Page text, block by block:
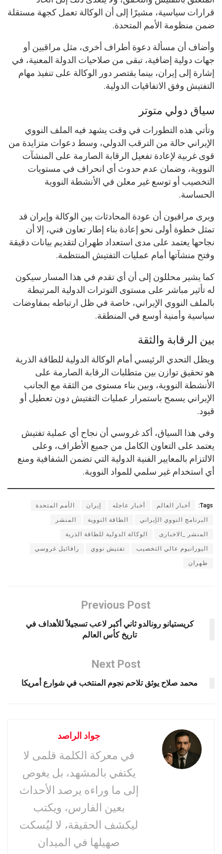
قرارات سياسية، مشيرًا إلى أن الوكالة تعمل كجهة مستقلة
ضمن منظومة الأمم المتحدة.
وأضاف أن مسألة دعوة أطراف أخرى، مثل مراقبين أو
جهات دولية إضافية، تبقى من صلاحيات الدولة المعنية، في
إشارة إلى إيران، بينما يقتصر دور الوكالة على تنفيذ مهام
التفتيش وفق الاتفاقيات الدولية.
سياق دولي متوتر
وتأتي هذه التطورات في وقت يشهد فيه الملف النووي
الإيراني حالة من الترقب الدولي، وسط دعوات متزايدة من
قوى غربية لإعادة تفعيل الرقابة الصارمة على المنشآت
النووية، وضمان عدم حدوث أي انحراف في مستويات
التخصيب أو توسع غير معلن في الأنشطة النووية
الحساسة.
ويرى مراقبون أن عودة المحادثات بين الوكالة وإيران قد
تمثل خطوة أولى نحو إعادة بناء إطار تعاون فني، إلا أن
نجاحها يعتمد على مدى استعداد طهران لتقديم بيانات دقيقة
وفتح منشآتها أمام عمليات التفتيش المنتظمة.
كما يشير محللون إلى أن أي تقدم في هذا المسار سيكون
له تأثير مباشر على مستوى التوترات الدولية المرتبطة
بالملف النووي الإيراني، خاصة في ظل ارتباطه بمفاوضات
سياسية وأمنية أوسع في المنطقة.
بين الرقابة والثقة
ويظل التحدي الرئيسي أمام الوكالة الدولية للطاقة الذرية
هو تحقيق توازن بين متطلبات الرقابة الصارمة على
الأنشطة النووية، وبين بناء مستوى من الثقة مع الجانب
الإيراني يسمح باستمرار عمليات التفتيش دون تعطيل أو
قيود.
وفي هذا السياق، أكد غروسي أن نجاح أي عملية تفتيش
يعتمد على التعاون الكامل من جميع الأطراف، وعلى
الالتزام بالمعايير الفنية الدولية التي تضمن الشفافية ومنع
أي استخدام غير سلمي للمواد النووية.
Tags: أخبار العالم أخبار عاجله إيران الأمم المتحدة
البرنامج النووي الإيراني الطاقة النووية المنشر
المنشر _الاخبارى الوكالة الدولية للطاقة الذرية
اليورانيوم عالي التخصيب تفتيش نووي رافائيل غروسي
طهران
Previous Post
كريستيانو رونالدو ثاني أكبر لاعب تسجيلاً للأهداف في
تاريخ كأس العالم
Next Post
محمد صلاح يوثق تلاحم نجوم المنتخب في شوارع أمريكا
جواد الراصد
في معركة الكلمة قلمى لا
يكتفي بالمشهد، بل يغوص
إلى ما وراءه يرصد الأحداث
بعين الفارس، ويكتب
ليكشف الحقيقة، لا ليُسكت
صهيلها في الميدان